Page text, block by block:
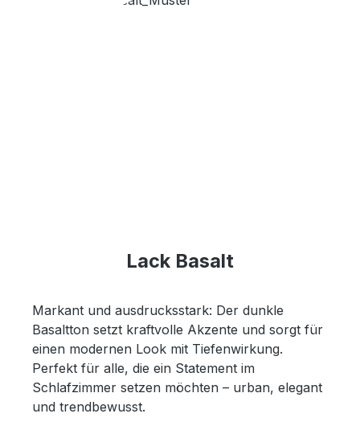
Lack Basalt
Markant und ausdrucksstark: Der dunkle
Basaltton setzt kraftvolle Akzente und sorgt für
einen modernen Look mit Tiefenwirkung.
Perfekt für alle, die ein Statement im
Schlafzimmer setzen möchten – urban, elegant
und trendbewusst.